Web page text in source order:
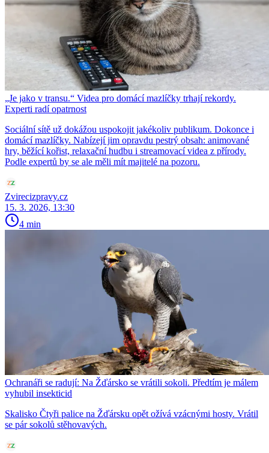
„Je jako v transu.“ Videa pro domácí mazlíčky trhají rekordy.
Experti radí opatrnost
Sociální sítě už dokážou uspokojit jakékoliv publikum. Dokonce i
domácí mazlíčky. Nabízejí jim opravdu pestrý obsah: animované
hry, běžící kořist, relaxační hudbu i streamovací videa z přírody.
Podle expertů by se ale měli mít majitelé na pozoru.
Zvirecizpravy.cz
15. 3. 2026, 13:30
4 min
Ochranáři se radují: Na Žďársko se vrátili sokoli. Předtím je málem
vyhubil insekticid
Skalisko Čtyři palice na Žďársku opět ožívá vzácnými hosty. Vrátil
se pár sokolů stěhovavých.